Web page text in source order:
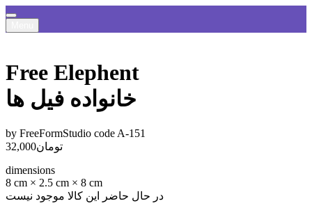
Free Elephent
خانواده فیل ها
by FreeFormStudio code A-151
32,000تومان
dimensions
8 cm × 2.5 cm × 8 cm
در حال حاضر این کالا موجود نیست